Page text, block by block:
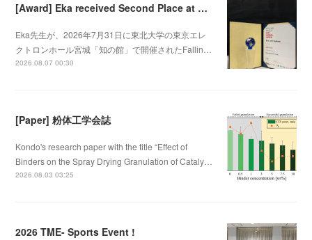
[Award] Eka received Second Place at Falling Walls Lab Sendai 2026
Eka先生が、2026年7月31日に東北大学の東京エレ
クトロンホール宮城「知の館」で開催されたFallin…
2026.08.07 00:30
[Paper] 粉体工学会誌
Kondo's research paper with the title “Effect of
Binders on the Spray Drying Granulation of Cataly…
2026.08.03 03:25
2026 TME- Sports Event !